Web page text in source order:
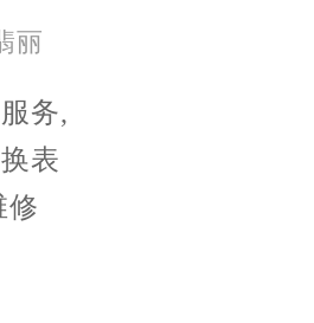
丽
务,
表
修